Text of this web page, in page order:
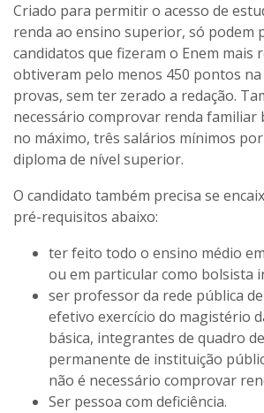
Criado para permitir o acesso de
renda ao ensino superior, só podem
candidatos que fizeram o Enem mais
obtiveram pelo menos 450 pontos na
provas, sem ter zerado a redação.
necessário comprovar renda familiar
no máximo, três salários mínimos
diploma de nível superior.
O candidato também precisa se
pré-requisitos abaixo:
ter feito todo o ensino médio
ou em particular como bolsista
ser professor da rede pública
efetivo exercício do magistério
básica, integrantes de quadro
permanente de instituição
não é necessário comprovar
Ser pessoa com deficiência.